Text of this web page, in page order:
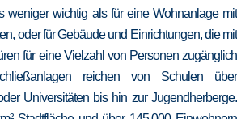
weniger wichtig als für eine Wohnanlage mit
oder für Gebäude und Einrichtungen, die mit
für eine Vielzahl von Personen zugänglich
reichen von Schulen über
Universitäten bis hin zur Jugendherberge.